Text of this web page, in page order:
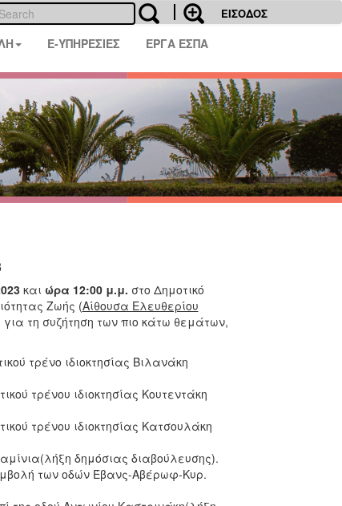
ΕΙΣΟΔΟΣ
E-ΥΠΗΡΕΣΙΕΣ ΕΡΓΑ ΕΣΠΑ
και ώρα 12:00 μ.μ. στο Δημοτικό
Ζωής (Αίθουσα Ελευθερίου
τη συζήτηση των πιο κάτω θεμάτων,
τρένο ιδιοκτησίας Βιλανάκη
τρένου ιδιοκτησίας Κουτεντάκη
τρένου ιδιοκτησίας Κατσουλάκη
δημόσιας διαβούλευσης).
των οδών Έβανς-Αβέρωφ-Κυρ.